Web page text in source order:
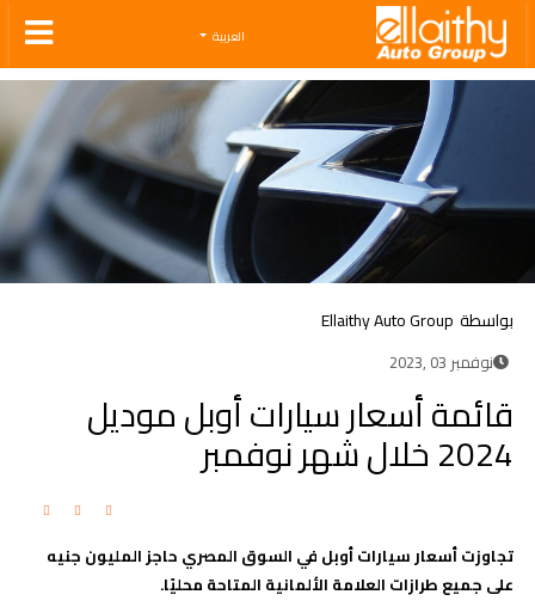
Ellaithy Auto Group
العربية
بواسطة Ellaithy Auto Group
نوفمبر 03 ,2023
قائمة أسعار سيارات أوبل موديل
2024 خلال شهر نوفمبر
تجاوزت أسعار سيارات أوبل في السوق المصري حاجز المليون جنيه
على جميع طرازات العلامة الألمانية المتاحة محليًا.